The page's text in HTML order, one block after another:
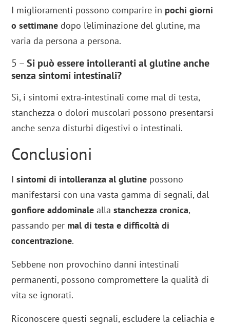
I miglioramenti possono comparire in pochi giorni
o settimane dopo l’eliminazione del glutine, ma
varia da persona a persona.
5 –Si può essere intolleranti al glutine anche
senza sintomi intestinali?
Sì, i sintomi extra‑intestinali come mal di testa,
stanchezza o dolori muscolari possono presentarsi
anche senza disturbi digestivi o intestinali.
Conclusioni
Isintomi di intolleranza al glutine possono
manifestarsi con una vasta gamma di segnali, dal
gonfiore addominale allastanchezza cronica,
passando per mal di testa e difficoltà di
concentrazione.
Sebbene non provochino danni intestinali
permanenti, possono compromettere la qualità di
vita se ignorati.
Riconoscere questi segnali, escludere la celiachia e